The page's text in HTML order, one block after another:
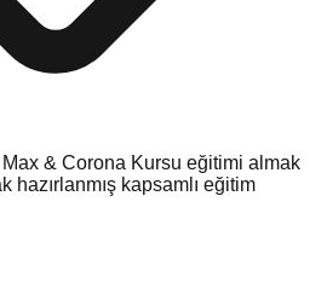
& Corona Kursu eğitimi almak
hazırlanmış kapsamlı eğitim